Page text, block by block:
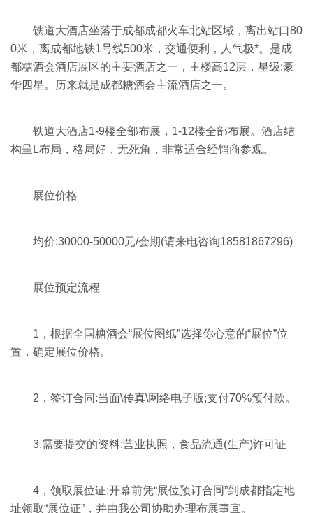
铁道大酒店坐落于成都成都火车北站区域，离出站口80
0米，离成都地铁1号线500米，交通便利，人气极*。是成
都糖酒会酒店展区的主要酒店之一，主楼高12层，星级:豪
华四星。历来就是成都糖酒会主流酒店之一。
铁道大酒店1-9楼全部布展，1-12楼全部布展。酒店结
构呈L布局，格局好，无死角，非常适合经销商参观。
展位价格
均价:30000-50000元/会期(请来电咨询18581867296)
展位预定流程
1，根据全国糖酒会“展位图纸”选择你心意的“展位”位
置，确定展位价格。
2，签订合同:当面\传真\网络电子版;支付70%预付款。
3.需要提交的资料:营业执照，食品流通(生产)许可证
4，领取展位证:开幕前凭“展位预订合同”到成都指定地
址领取“展位证”，并由我公司协助办理布展事宜。